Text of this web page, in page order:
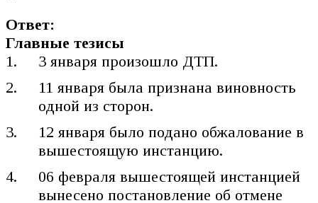
Ответ:
Главные тезисы
3 января произошло ДТП.
11 января была признана виновность
одной из сторон.
12 января было подано обжалование в
вышестоящую инстанцию.
06 февраля вышестоящей инстанцией
вынесено постановление об отмене